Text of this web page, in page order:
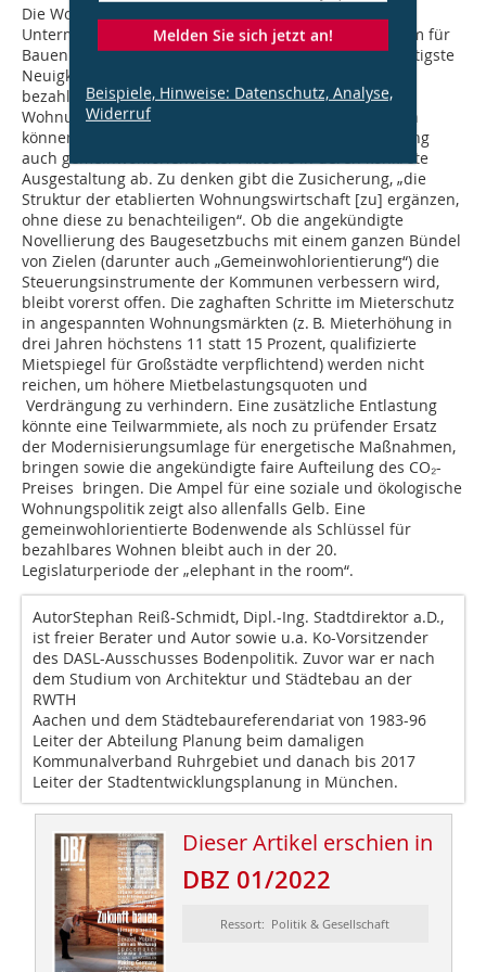
Die Wohnungspolitik wird nach fast 25 Jahren zur
Untermiete nun wieder in einem eigenen Minis–terium für
Bauen und Wohnen ressortieren. Das ist fast die wichtigste
Neuigkeit im Koalitionsvertrag. Ob das „Bündnis
bezahlbarer Wohnraum“ und die „neue
Wohnungsgemeinnützigkeit“ die Erwartungen erfüllen
können, hängt wesentlich von der breiten Einbeziehung
auch gemeinwohlorientierter Akteure in deren konkrete
Ausgestaltung ab. Zu denken gibt die Zusicherung, „die
Struktur der etablierten Wohnungswirtschaft [zu] ergänzen,
ohne diese zu benachteiligen“. Ob die angekündigte
Novellierung des Baugesetzbuchs mit einem ganzen Bündel
von Zielen (darunter auch „Gemeinwohlorientierung“) die
Steuerungsinstrumente der Kommunen verbessern wird,
bleibt vorerst offen. Die zaghaften Schritte im Mieterschutz
in angespannten Wohnungsmärkten (z. B. Mieterhöhung in
drei Jahren höchstens 11 statt 15 Prozent, qualifizierte
Mietspiegel für Großstädte verpflichtend) werden nicht
reichen, um höhere Mietbelastungsquoten und
Verdrängung zu verhindern. Eine zusätzliche Entlastung
könnte eine Teilwarmmiete, als noch zu prüfender Ersatz
der Modernisierungsumlage für energetische Maßnahmen,
bringen sowie die angekündigte faire Aufteilung des CO₂-
Preises bringen. Die Ampel für eine soziale und ökologische
Wohnungspolitik zeigt also allenfalls Gelb. Eine
gemeinwohlorientierte Bodenwende als Schlüssel für
bezahlbares Wohnen bleibt auch in der 20.
Legislaturperiode der „elephant in the room“.
AutorStephan Reiß-Schmidt, Dipl.-Ing. Stadtdirektor a.D.,
ist freier Berater und Autor sowie u.a. Ko-Vorsitzender
des DASL-Ausschusses Bodenpolitik. Zuvor war er nach
dem Studium von Architektur und Städtebau an der
RWTH
Aachen und dem Städtebaureferendariat von 1983-96
Leiter der Abteilung Planung beim damaligen
Kommunalverband Ruhrgebiet und danach bis 2017
Leiter der Stadtentwicklungsplanung in München.
Dieser Artikel erschien in
DBZ 01/2022
Ressort: Politik & Gesellschaft
Melden Sie sich jetzt an!
Beispiele, Hinweise: Datenschutz, Analyse,
Widerruf